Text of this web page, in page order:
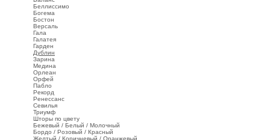
Беллиссимо
Богема
Бостон
Версаль
Гала
Галатея
Гарден
Дублин
Зарина
Медина
Орлеан
Орфей
Пабло
Рекорд
Ренессанс
Севилья
Триумф
Шторы по цвету
Бежевый / Белый / Молочный
Бордо / Розовый / Красный
Желтый / Коричневый / Оранжевый